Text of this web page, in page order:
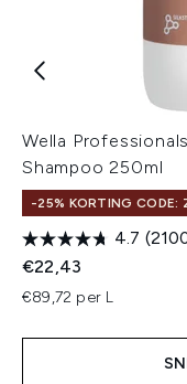
Wella
Shampoo 250ml
-25% KORTING CODE:
4.7
€22,43
€89,72 per L